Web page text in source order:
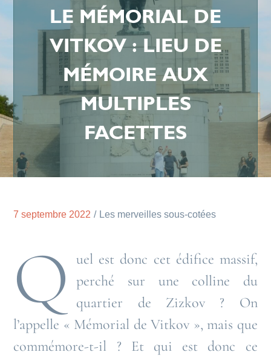
LE MÉMORIAL DE
VITKOV : LIEU DE
MÉMOIRE AUX
MULTIPLES
FACETTES
7 septembre 2022 Les merveilles sous-cotées
Q
uel est donc cet édifice massif,
perché sur une colline du
quartier de Zizkov ? On
l’appelle « Mémorial de Vitkov », mais que
commémore-t-il ? Et qui est donc ce